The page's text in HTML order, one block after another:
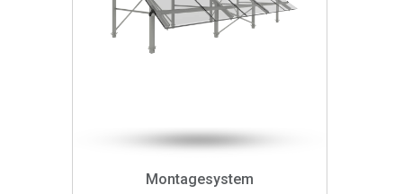
Montagesystem